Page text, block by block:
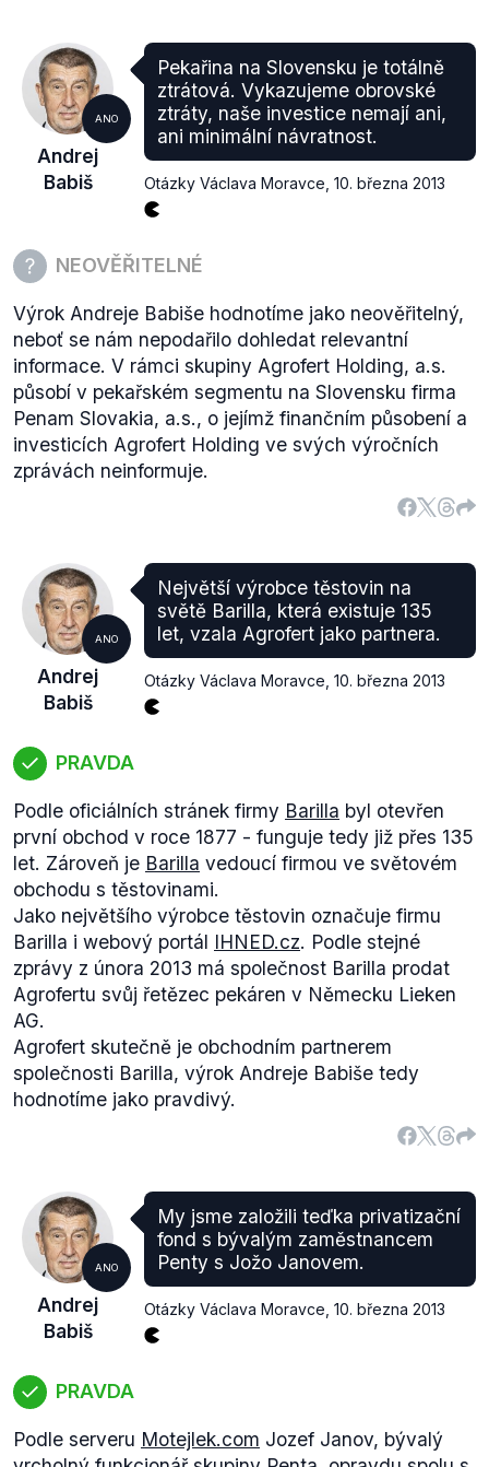
ANO
Andrej
Babiš
Pekařina na Slovensku je totálně
ztrátová. Vykazujeme obrovské
ztráty, naše investice nemají ani,
ani minimální návratnost.
Otázky Václava Moravce 10. března 2013
NEOVĚŘITELNÉ
Výrok Andreje Babiše hodnotíme jako neověřitelný,
neboť se nám nepodařilo dohledat relevantní
informace. V rámci skupiny Agrofert Holding, a.s.
působí v pekařském segmentu na Slovensku firma
Penam Slovakia, a.s., o jejímž finančním působení a
investicích Agrofert Holding ve svých výročních
zprávách neinformuje.
ANO
Andrej
Babiš
Největší výrobce těstovin na
světě Barilla, která existuje 135
let, vzala Agrofert jako partnera.
Otázky Václava Moravce 10. března 2013
PRAVDA
Podle oficiálních stránek firmy Barilla byl otevřen
první obchod v roce 1877 - funguje tedy již přes 135
let. Zároveň je Barilla vedoucí firmou ve světovém
obchodu s těstovinami.
Jako největšího výrobce těstovin označuje firmu
Barilla i webový portál IHNED.cz. Podle stejné
zprávy z února 2013 má společnost Barilla prodat
Agrofertu svůj řetězec pekáren v Německu Lieken
AG.
Agrofert skutečně je obchodním partnerem
společnosti Barilla, výrok Andreje Babiše tedy
hodnotíme jako pravdivý.
ANO
Andrej
Babiš
My jsme založili teďka privatizační
fond s bývalým zaměstnancem
Penty s Jožo Janovem.
Otázky Václava Moravce 10. března 2013
PRAVDA
Podle serveru Motejlek.com Jozef Janov, bývalý